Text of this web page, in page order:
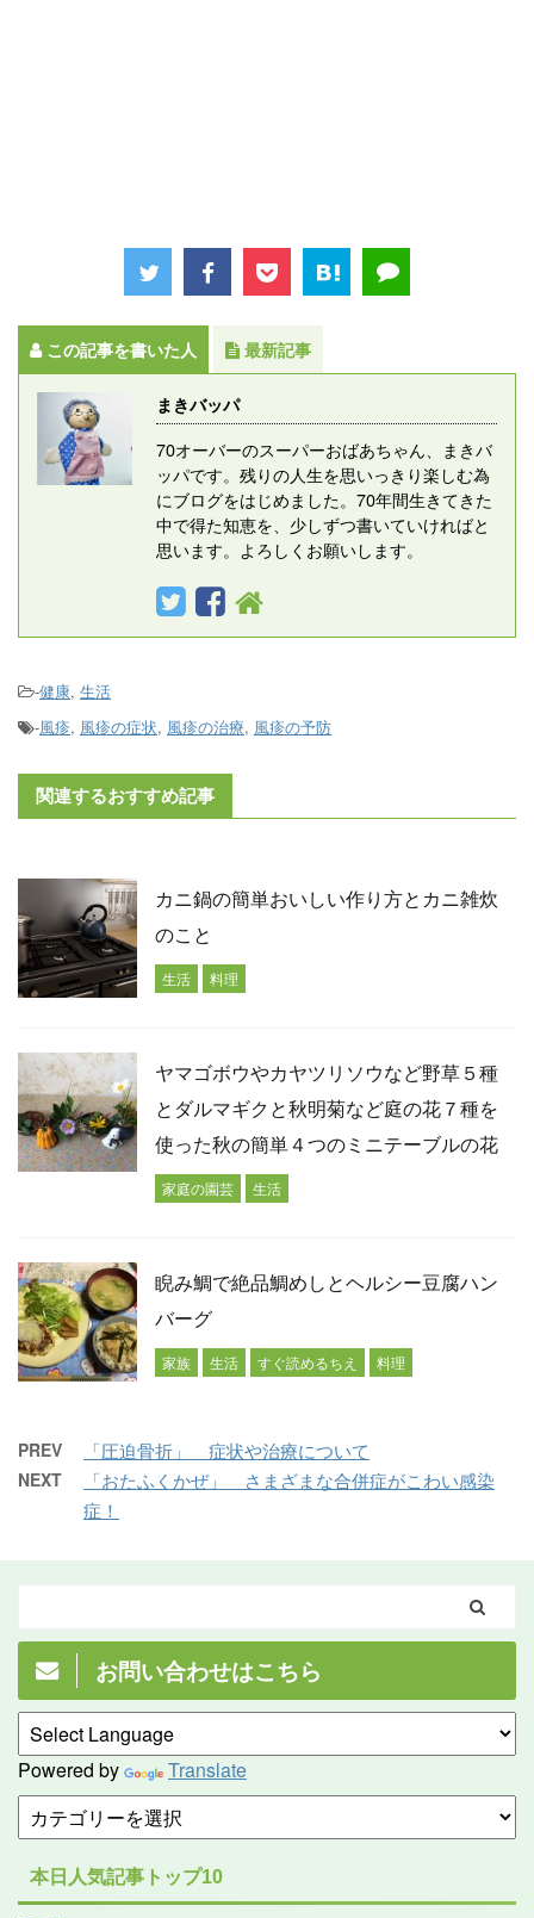
この記事を書いた人 最新記事
まきバッパ
70オーバーのスーパーおばあちゃん、まきバ
ッパです。残りの人生を思いっきり楽しむ為
にブログをはじめました。70年間生きてきた
中で得た知恵を、少しずつ書いていければと
思います。よろしくお願いします。
-健康, 生活
-風疹, 風疹の症状, 風疹の治療, 風疹の予防
関連するおすすめ記事
カニ鍋の簡単おいしい作り方とカニ雑炊
のこと
生活 料理
ヤマゴボウやカヤツリソウなど野草５種
とダルマギクと秋明菊など庭の花７種を
使った秋の簡単４つのミニテーブルの花
家庭の園芸 生活
睨み鯛で絶品鯛めしとヘルシー豆腐ハン
バーグ
家族 生活 すぐ読めるちえ 料理
PREV 「圧迫骨折」 症状や治療について
NEXT
「おたふくかぜ」 さまざまな合併症がこわい感染
症！
お問い合わせはこちら
Powered by Translate
本日人気記事トップ10